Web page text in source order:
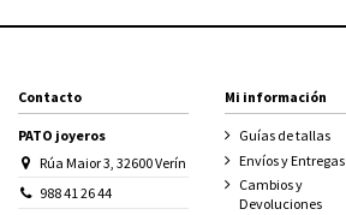
Contacto
PATO joyeros
Rúa Maior 3, 32600 Verín
988 41 26 44
Mi información
Guías de tallas
Envíos y Entregas
Cambios y
Devoluciones